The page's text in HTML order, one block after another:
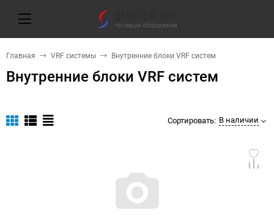
Главная VRF системы Внутренние блоки VRF систем
Внутренние блоки VRF систем
Сортировать: В наличии